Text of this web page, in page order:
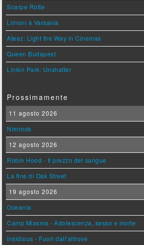
Scarpe Rotte
Limoni a Varsavia
Ateez: Light the Way in Cinemas
Queen Budapest
Linkin Park: Unshatter
Prossimamente
11 agosto 2026
Nimrods
12 agosto 2026
Robin Hood - Il prezzo del sangue
La fine di Oak Street
19 agosto 2026
Oceania
Camp Miasma - Adolescenza, sesso e morte
Insidious - Fuori dall'altrove